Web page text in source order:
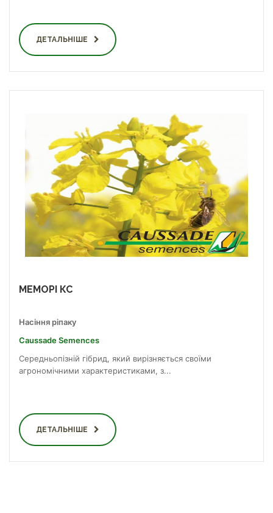
ДЕТАЛЬНІШЕ
МЕМОРІ КС
Насіння ріпаку
Caussade Semences
Середньопізній гібрид, який вирізняється своїми
агрономічними характеристиками, з...
ДЕТАЛЬНІШЕ